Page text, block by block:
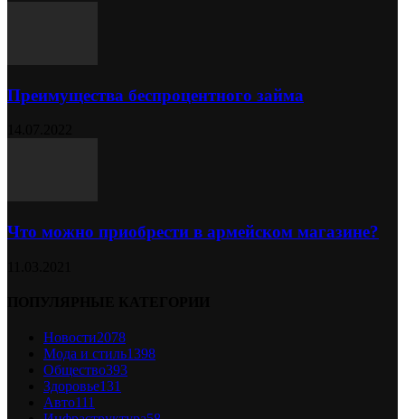
Преимущества беспроцентного займа
Что можно приобрести в армейском магазине?
Новости2078
Мода и стиль1398
Общество393
Здоровье131
Авто111